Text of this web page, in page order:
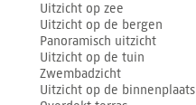
Uitzicht op zee
Uitzicht op de bergen
Panoramisch uitzicht
Uitzicht op de tuin
Zwembadzicht
Uitzicht op de binnenplaats